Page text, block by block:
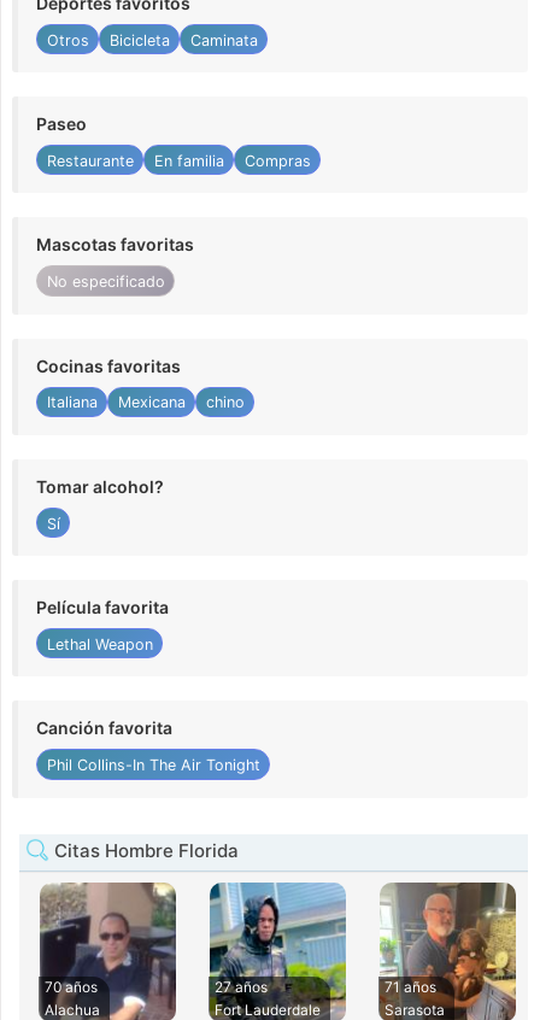
Otros Bicicleta Caminata
Paseo
Restaurante En familia Compras
Mascotas favoritas
No especificado
Cocinas favoritas
Italiana Mexicana chino
Tomar alcohol?
Sí
Película favorita
Lethal Weapon
Canción favorita
Phil Collins-In The Air Tonight
Citas Hombre Florida
70 años
Alachua
27 años
Fort Lauderdale
71 años
Sarasota